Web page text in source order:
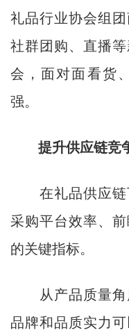
礼品行业协会组团
社群团购、直播
会，面对面看货
强。
提升供应链竞
在礼品供应链
采购平台效率、
的关键指标。
从产品质量角
品牌和品质实力